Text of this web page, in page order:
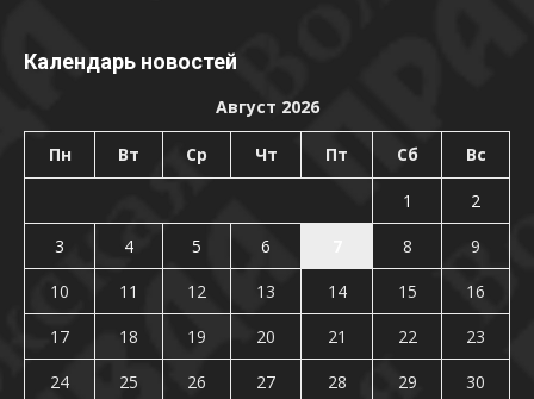
Календарь новостей
Август 2026
Пн Вт Ср Чт Пт Сб Вс
1
2
3
4 5 6 8
9
10
11 12 13 14 15
16
17
18 19 20 21 22
23
24
25 26 27 28 29
30